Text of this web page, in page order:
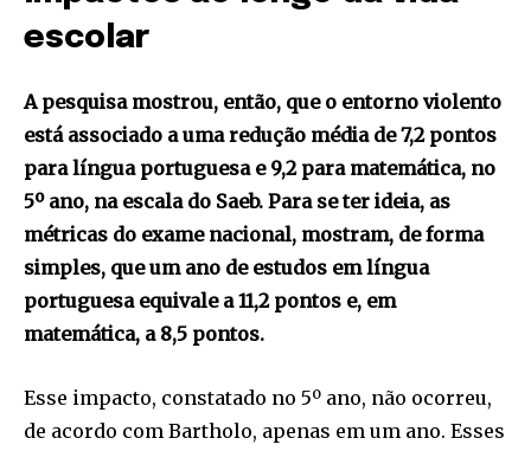
escolar
A pesquisa mostrou, então, que o entorno violento
está associado a uma redução média de 7,2 pontos
para língua portuguesa e 9,2 para matemática, no
5º ano, na escala do Saeb. Para se ter ideia, as
métricas do exame nacional, mostram, de forma
simples, que um ano de estudos em língua
portuguesa equivale a 11,2 pontos e, em
matemática, a 8,5 pontos.
Esse impacto, constatado no 5º ano, não ocorreu,
de acordo com Bartholo, apenas em um ano. Esses